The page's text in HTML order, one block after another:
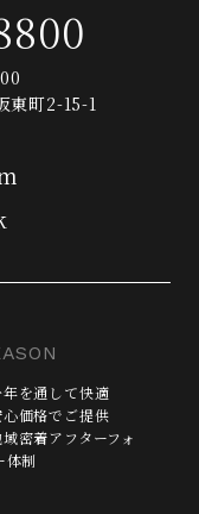
東町2-15-1
年を通して快適
心価格でご提供
密着アフターフォ
体制